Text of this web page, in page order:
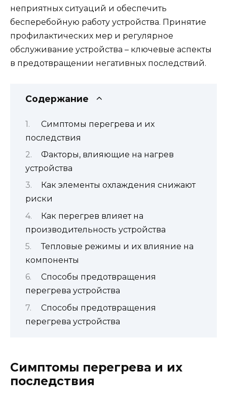
неприятных ситуаций и обеспечить
бесперебойную работу устройства. Принятие
профилактических мер и регулярное
обслуживание устройства – ключевые аспекты
в предотвращении негативных последствий.
Содержание
Симптомы перегрева и их
последствия
Факторы, влияющие на нагрев
устройства
Как элементы охлаждения снижают
риски
Как перегрев влияет на
производительность устройства
Тепловые режимы и их влияние на
компоненты
Способы предотвращения
перегрева устройства
Способы предотвращения
перегрева устройства
Симптомы перегрева и их
последствия